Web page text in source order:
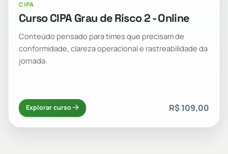
CIPA
Curso CIPA Grau de Risco 2 - Online
Conteúdo pensado para times que precisam de
conformidade, clareza operacional e rastreabilidade da
jornada.
Explorar curso R$ 109,00